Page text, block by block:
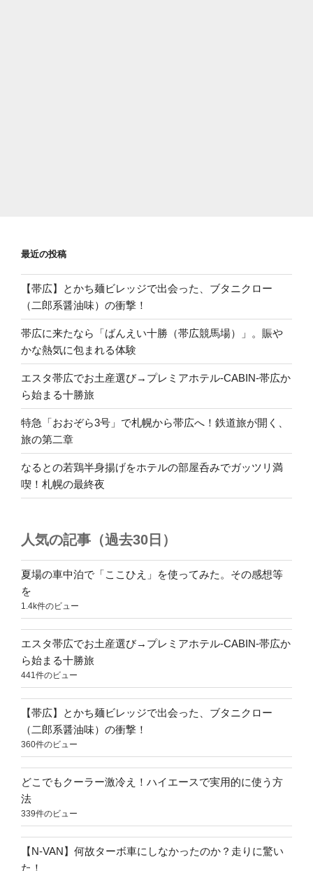
最近の投稿
【帯広】とかち麺ビレッジで出会った、ブタニクロー
（二郎系醤油味）の衝撃！
帯広に来たなら「ばんえい十勝（帯広競馬場）」。賑や
かな熱気に包まれる体験
エスタ帯広でお土産選び→プレミアホテル-CABIN-帯広か
ら始まる十勝旅
特急「おおぞら3号」で札幌から帯広へ！鉄道旅が開く、
旅の第二章
なるとの若鶏半身揚げをホテルの部屋呑みでガッツリ満
喫！札幌の最終夜
人気の記事（過去30日）
夏場の車中泊で「ここひえ」を使ってみた。その感想等
を
1.4k件のビュー
エスタ帯広でお土産選び→プレミアホテル-CABIN-帯広か
ら始まる十勝旅
441件のビュー
【帯広】とかち麺ビレッジで出会った、ブタニクロー
（二郎系醤油味）の衝撃！
360件のビュー
どこでもクーラー激冷え！ハイエースで実用的に使う方
法
339件のビュー
【N-VAN】何故ターボ車にしなかったのか？走りに驚い
た！